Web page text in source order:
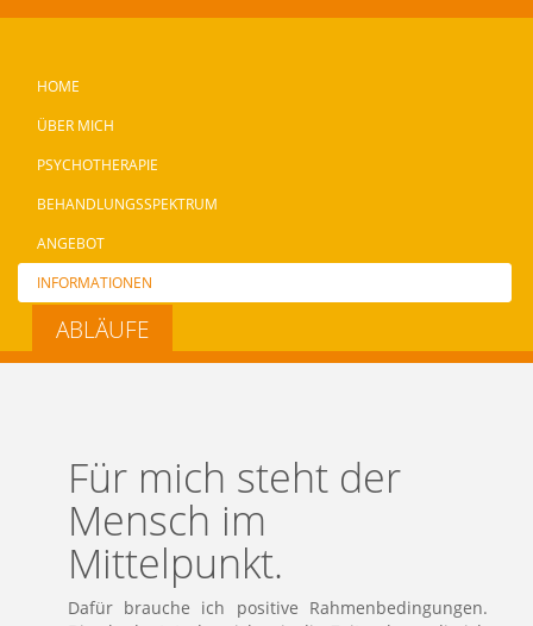
HOME
ÜBER MICH
PSYCHOTHERAPIE
BEHANDLUNGSSPEKTRUM
ANGEBOT
INFORMATIONEN
KONTAKT
ABLÄUFE
Für mich steht der
Mensch im
Mittelpunkt.
Dafür brauche ich positive Rahmenbedingungen.